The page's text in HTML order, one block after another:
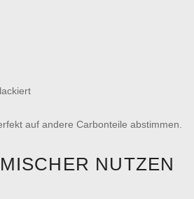
auf andere Carbonteile abstimmen.
NUTZEN